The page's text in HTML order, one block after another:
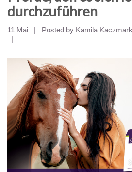
durchzuführen
11 Mai | Posted by Kamila
|